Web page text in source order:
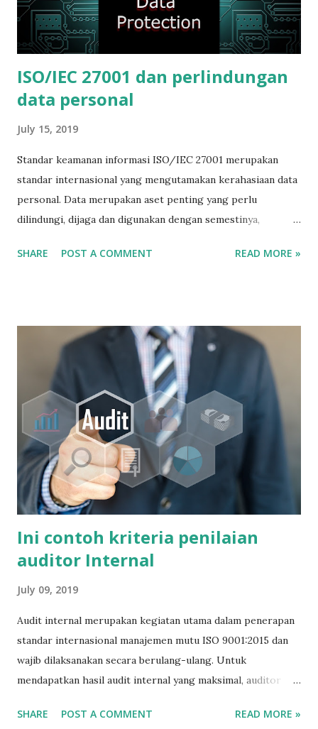
ISO/IEC 27001 dan perlindungan
data personal
July 15, 2019
Standar keamanan informasi ISO/IEC 27001 merupakan
standar internasional yang mengutamakan kerahasiaan data
personal. Data merupakan aset penting yang perlu
dilindungi, dijaga dan digunakan dengan semestinya,
ISO/IEC 27001 mewajibkan setiap organisasi yang
penggunaan data personal yang tidak benar. Sekarang ini
data pribadi marak diperjualbelikan. Untuk jelasnya, baca
tulisan tentang data personal di bawah ini:
SHARE POST A COMMENT READ MORE »
Ini contoh kriteria penilaian
auditor Internal
July 09, 2019
Audit internal merupakan kegiatan utama dalam penerapan
standar internasional manajemen mutu ISO 9001:2015 dan
wajib dilaksanakan secara berulang-ulang. Untuk
mendapatkan hasil audit internal yang maksimal, auditor
untuk menilai komepetensi seorang auditor internal tidak
SHARE POST A COMMENT READ MORE »